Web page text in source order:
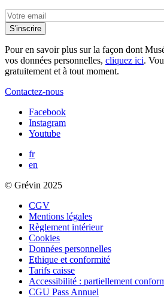
Pour en savoir plus sur la façon dont
vos données personnelles, cliquez ici.
gratuitement et à tout moment.
Contactez-nous
Facebook
Instagram
Youtube
fr
en
© Grévin 2025
CGV
Mentions légales
Règlement intérieur
Cookies
Données personnelles
Ethique et conformité
Tarifs caisse
Accessibilité : partiellement
CGU Pass Annuel